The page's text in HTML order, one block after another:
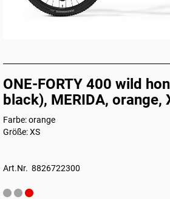
ONE-FORTY 400 wild
black), MERIDA, orange,
Farbe: orange
Größe: XS
Art.Nr. 8826722300